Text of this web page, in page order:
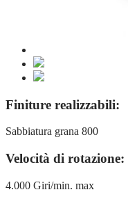
Finiture realizzabili:
Sabbiatura grana 800
Velocità di rotazione:
4.000 Giri/min. max